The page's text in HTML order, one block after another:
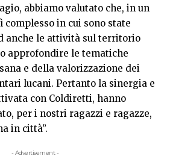
abbiamo valutato che, in un
complesso in cui sono state
anche le attività sul territorio
approfondire le tematiche
e della valorizzazione dei
lucani. Pertanto la sinergia e
con Coldiretti, hanno
per i nostri ragazzi e ragazze,
in città”.
- Advertisement -